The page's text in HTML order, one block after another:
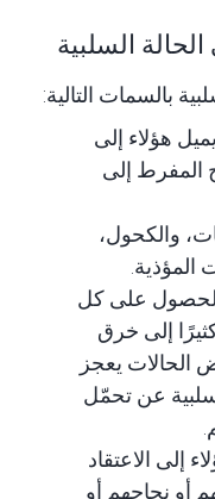
السلبية
بالسمات التالية:
هؤلاء إلى
المفرط إلى
والكحول،
المؤذية.
الحصول على كل
إلى خرق
الحالات يعجز
عن تحمّل
إلى الاعتقاد
أو نجاحهم أو